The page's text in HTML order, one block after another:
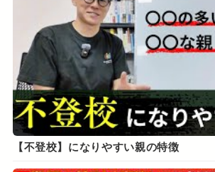
【不登校】になりやすい親の特徴